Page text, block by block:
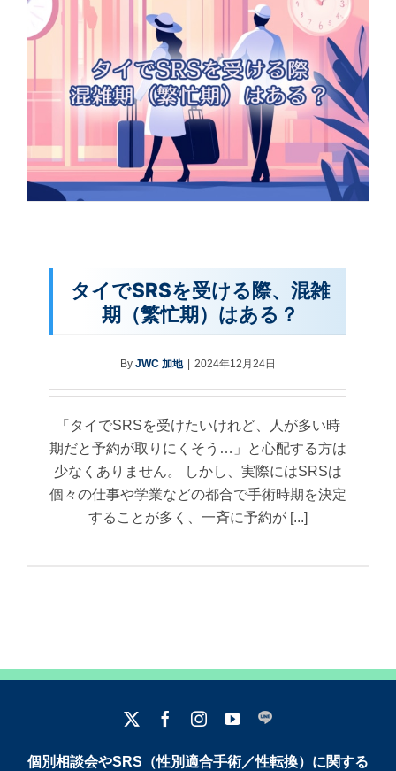
タイでSRSを受ける際、混雑
期（繁忙期）はある？
By JWC 加地 | 2024年12月24日
「タイでSRSを受けたいけれど、人が多い時
期だと予約が取りにくそう…」と心配する方は
少なくありません。 しかし、実際にはSRSは
個々の仕事や学業などの都合で手術時期を決定
することが多く、一斉に予約が [...]
個別相談会やSRS（性別適合手術／性転換）に関する